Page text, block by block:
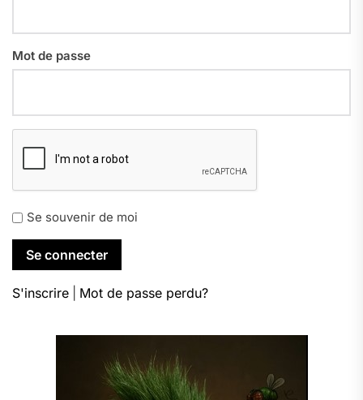
Mot de passe
Se souvenir de moi
S'inscrire Mot de passe perdu?